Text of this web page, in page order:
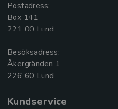
Postadress:
Box 141
221 00 Lund
Besöksadress:
Åkergränden 1
Kundservice